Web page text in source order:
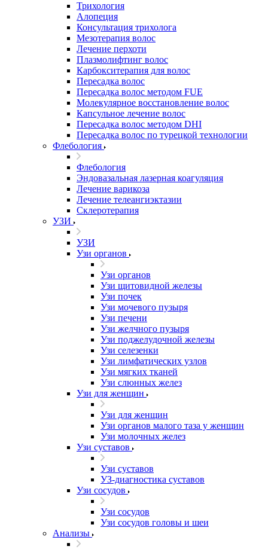
Трихология
Алопеция
Консультация трихолога
Мезотерапия волос
Лечение перхоти
Плазмолифтинг волос
Карбокситерапия для волос
Пересадка волос
Пересадка волос методом FUE
Молекулярное восстановление волос
Капсульное лечение волос
Пересадка волос методом DHI
Пересадка волос по турецкой технологии
Флебология
Флебология
Эндовазальная лазерная коагуляция
Лечение варикоза
Лечение телеангиэктазии
Склеротерапия
УЗИ
УЗИ
Узи органов
Узи органов
Узи щитовидной железы
Узи почек
Узи мочевого пузыря
Узи печени
Узи желчного пузыря
Узи поджелудочной железы
Узи селезенки
Узи лимфатических узлов
Узи мягких тканей
Узи слюнных желез
Узи для женщин
Узи для женщин
Узи органов малого таза у женщин
Узи молочных желез
Узи cуставов
Узи cуставов
УЗ-диагностика суставов
Узи сосудов
Узи сосудов
Узи сосудов головы и шеи
Анализы